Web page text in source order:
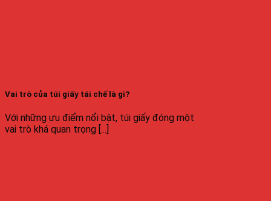
Vai trò của túi giấy tái chế là gì?
Với những ưu điểm nổi bật, túi giấy đóng một
vai trò khá quan trọng [...]